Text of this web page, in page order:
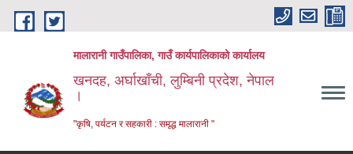
Skip to main content
मालारानी गाउँपालिका, गाउँ कार्यपालिकाको कार्यालय
खनदह, अर्घाखाँची, लुम्बिनी प्रदेश, नेपाल
।
"कृषि, पर्यटन र सहकारी : समृद्ध मालारानी "